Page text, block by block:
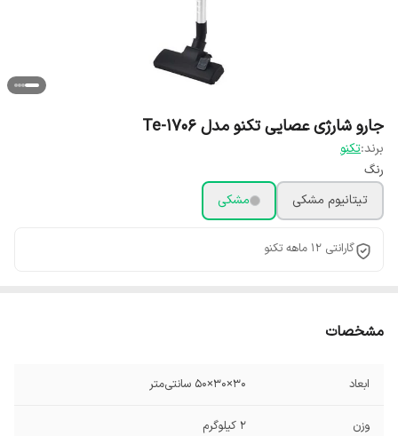
جارو شارژی عصایی تکنو مدل Te-1706
برند:تکنو
رنگ
تیتانیوم مشکی
مشکی
گارانتی 12 ماهه تکنو
مشخصات
ابعاد 30×30×50 سانتی‌متر
وزن ۲ کیلوگرم